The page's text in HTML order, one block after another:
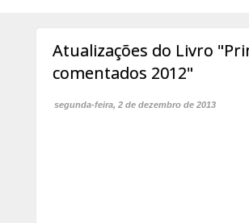
Atualizações do Livro
comentados 2012"
segunda-feira, 2 de dezembro de 2013